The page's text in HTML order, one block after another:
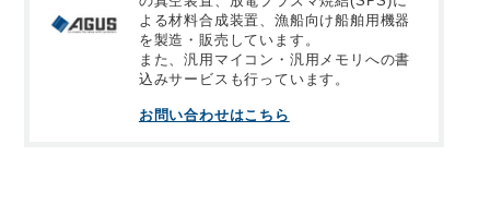
よる材料合成装置、漁船向け船舶用機器
を製造・販売しています。
また、汎用マイコン・汎用メモリへの書
込みサービスも行っています。
お問い合わせはこちら